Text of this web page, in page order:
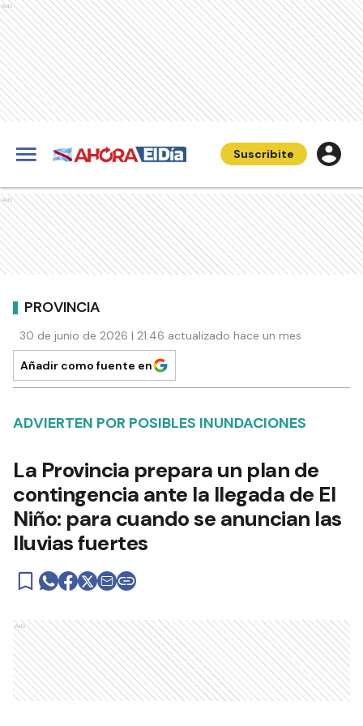
Ads
Suscribite
Ads
PROVINCIA
30 de junio de 2026 | 21:46 actualizado hace un mes
Añadir como fuente en
ADVIERTEN POR POSIBLES INUNDACIONES
La Provincia prepara un plan de
contingencia ante la llegada de El
Niño: para cuando se anuncian las
lluvias fuertes
Ads